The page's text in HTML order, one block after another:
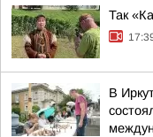
Так
В